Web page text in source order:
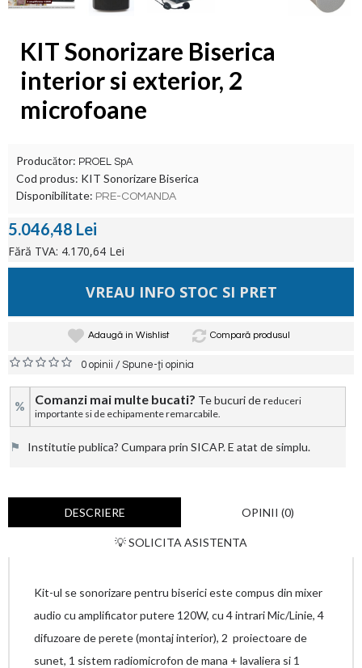
KIT Sonorizare Biserica
interior si exterior, 2
microfoane
Producător: PROEL SpA
Cod produs: KIT Sonorizare Biserica
Disponibilitate: PRE-COMANDA
5.046,48 Lei
Fără TVA: 4.170,64 Lei
VREAU INFO STOC SI PRET
Adaugă in Wishlist Compară produsul
0 opinii /Spune-ţi opinia
% Comanzi mai multe bucati? Te bucuri de reduceri
importante si de echipamente remarcabile.
⚑ Institutie publica? Cumpara prin SICAP. E atat de simplu.
DESCRIERE OPINII (0)
💡 SOLICITA ASISTENTA
Kit-ul se sonorizare pentru biserici este compus din mixer
audio cu amplificator putere 120W, cu 4 intrari Mic/Linie, 4
difuzoare de perete (montaj interior), 2 proiectoare de
sunet, 1 sistem radiomicrofon de mana + lavaliera si 1